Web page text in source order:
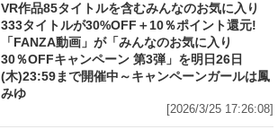
VR作品85タイトルを含むみんなのお気に入り
333タイトルが30%OFF＋10％ポイント還元!
「FANZA動画」が「みんなのお気に入り
30％OFFキャンペーン 第3弾」を明日26日
(木)23:59まで開催中～キャンペーンガールは鳳
みゆ
[2026/3/25 17:26:08]